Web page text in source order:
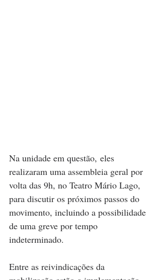
Na unidade em questão, eles
realizaram uma assembleia geral por
volta das 9h, no Teatro Mário Lago,
para discutir os próximos passos do
movimento, incluindo a possibilidade
de uma greve por tempo
indeterminado.
Entre as reivindicações da